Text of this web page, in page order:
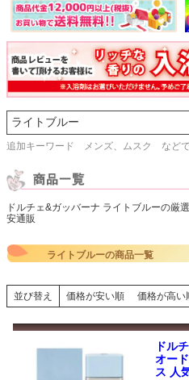
追加キーワード メンズ、ムスク など
ドルチェ&ガッバーナ ライトブルーの
安通販
ライトブルーの商品一覧
並び替え 価格が安い順 価格が高い
ドル
オー
ス 人